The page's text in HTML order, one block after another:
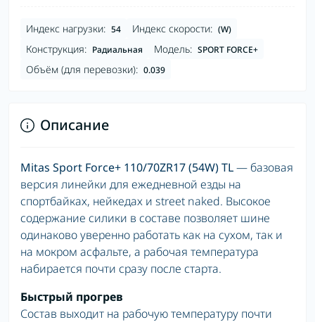
Индекс нагрузки: 54 Индекс скорости: (W)
Конструкция: Радиальная Модель: SPORT FORCE+
Объём (для перевозки): 0.039
Описание
Mitas Sport Force+ 110/70ZR17 (54W) TL— базовая
версия линейки для ежедневной езды на
спортбайках, нейкедах и street naked. Высокое
содержание силики в составе позволяет шине
одинаково уверенно работать как на сухом, так и
на мокром асфальте, а рабочая температура
набирается почти сразу после старта.
Быстрый прогрев
Состав выходит на рабочую температуру почти